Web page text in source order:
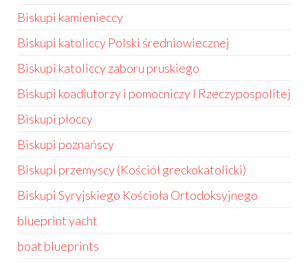
Biskupi kamienieccy
Biskupi katoliccy Polski średniowiecznej
Biskupi katoliccy zaboru pruskiego
Biskupi koadiutorzy i pomocniczy I Rzeczypospolitej
Biskupi płoccy
Biskupi poznańscy
Biskupi przemyscy (Kościół greckokatolicki)
Biskupi Syryjskiego Kościoła Ortodoksyjnego
blueprint yacht
boat blueprints